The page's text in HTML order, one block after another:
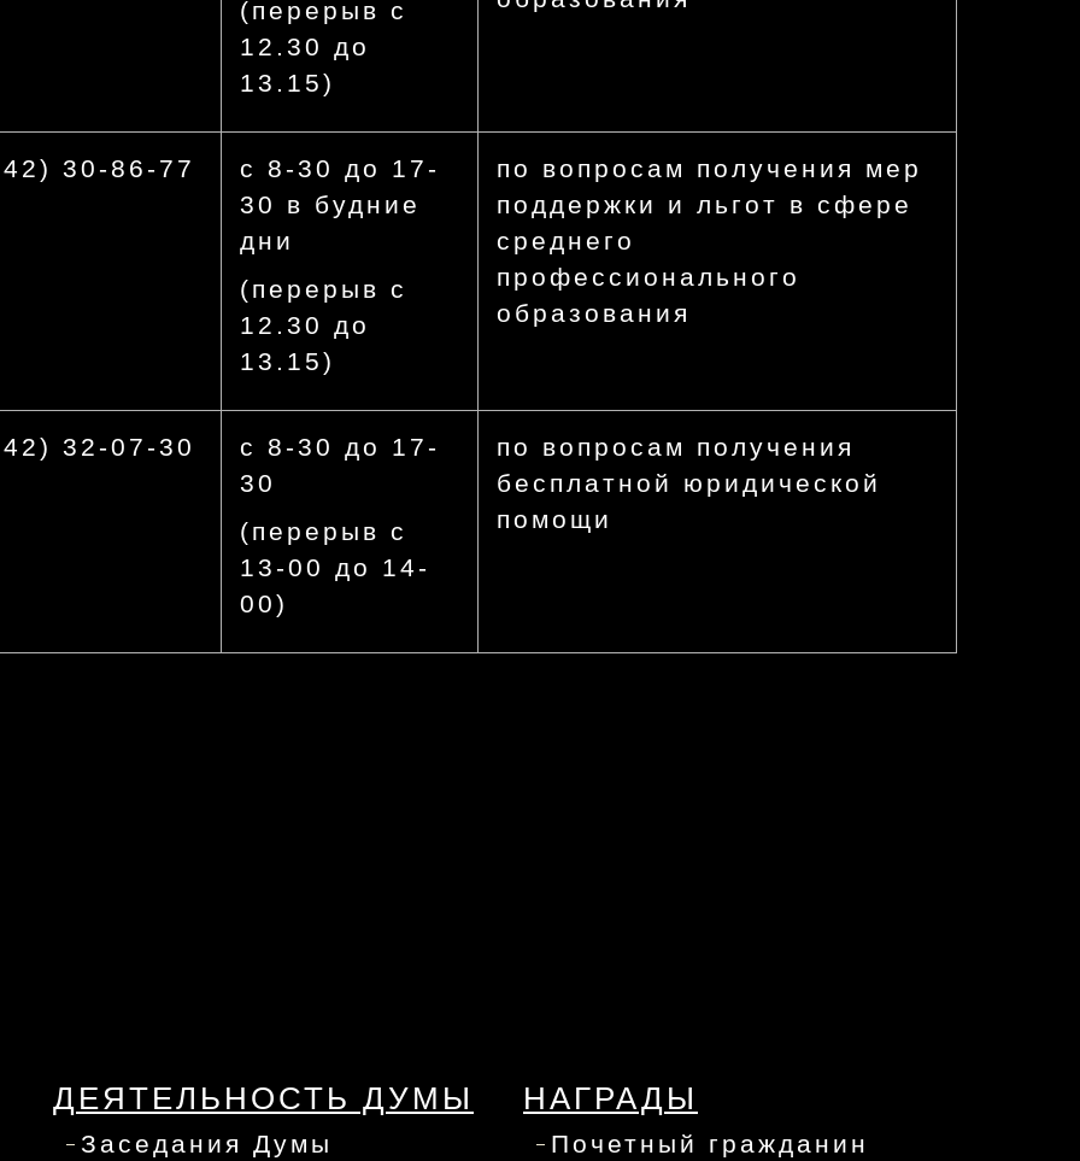
(перерыв с
12.30 до
13.15)
30-86-77
с 8-30 до 17-
30 в будние
дни
(перерыв с
12.30 до
13.15)
по вопросам получения мер
поддержки и льгот в сфере
среднего
профессионального
образования
32-07-30
с 8-30 до 17-
30
(перерыв с
13-00 до 14-
00)
по вопросам получения
бесплатной юридической
помощи
ДЕЯТЕЛЬНОСТЬ ДУМЫ
Заседания Думы
НАГРАДЫ
Почетный гражданин